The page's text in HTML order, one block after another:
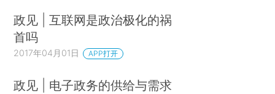
政见 | 互联网是政治极化的祸
首吗
2017年04月01日 APP打开
政见 | 电子政务的供给与需求